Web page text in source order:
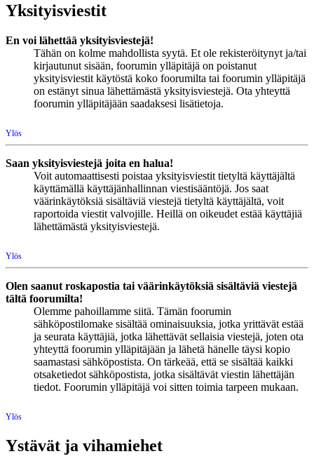
Yksityisviestit
En voi lähettää yksityisviestejä!
Tähän on kolme mahdollista syytä. Et ole rekisteröitynyt ja/tai
kirjautunut sisään, foorumin ylläpitäjä on poistanut
yksityisviestit käytöstä koko foorumilta tai foorumin ylläpitäjä
on estänyt sinua lähettämästä yksityisviestejä. Ota yhteyttä
foorumin ylläpitäjään saadaksesi lisätietoja.
Ylös
Saan yksityisviestejä joita en halua!
Voit automaattisesti poistaa yksityisviestit tietyltä käyttäjältä
käyttämällä käyttäjänhallinnan viestisääntöjä. Jos saat
väärinkäytöksiä sisältäviä viestejä tietyltä käyttäjältä, voit
raportoida viestit valvojille. Heillä on oikeudet estää käyttäjiä
lähettämästä yksityisviestejä.
Ylös
Olen saanut roskapostia tai väärinkäytöksiä sisältäviä viestejä
tältä foorumilta!
Olemme pahoillamme siitä. Tämän foorumin
sähköpostilomake sisältää ominaisuuksia, jotka yrittävät estää
ja seurata käyttäjiä, jotka lähettävät sellaisia viestejä, joten ota
yhteyttä foorumin ylläpitäjään ja lähetä hänelle täysi kopio
saamastasi sähköpostista. On tärkeää, että se sisältää kaikki
otsaketiedot sähköpostista, jotka sisältävät viestin lähettäjän
tiedot. Foorumin ylläpitäjä voi sitten toimia tarpeen mukaan.
Ylös
Ystävät ja vihamiehet